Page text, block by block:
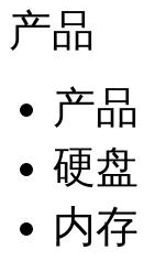
产品
产品
硬盘
内存